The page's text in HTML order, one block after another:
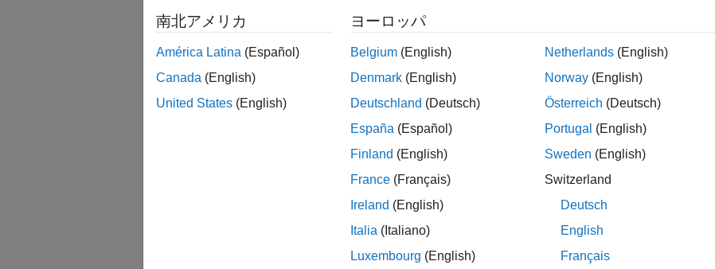
南北アメリカ
América Latina (Español)
Canada (English)
United States (English)
ヨーロッパ
Belgium (English)
Denmark (English)
Deutschland (Deutsch)
España (Español)
Finland (English)
France (Français)
Ireland (English)
Italia (Italiano)
Luxembourg (English)
Netherlands (English)
Norway (English)
Österreich (Deutsch)
Portugal (English)
Sweden (English)
Switzerland
Deutsch
English
Français